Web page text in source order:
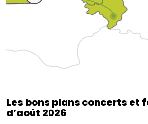
Les bons plans concerts et
d’août 2026